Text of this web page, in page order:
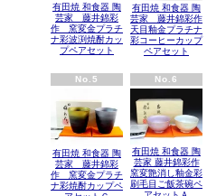
有田焼 和食器 陶
芸家 藤井錦彩
作 窯変金プラチ
ナ彩波渕焼酎カッ
プペアセット
有田焼 和食器 陶
芸家 藤井錦彩作
天目釉金プラチナ
彩コーヒーカップ
ペアセット
No.5
有田焼 和食器 陶
芸家 藤井錦彩
作 窯変金プラチ
ナ彩焼酎カップペ
No.6
有田焼 和食器 陶
芸家 藤井錦彩作
窯変艶消し釉金彩
刷毛目ご飯茶碗ペ